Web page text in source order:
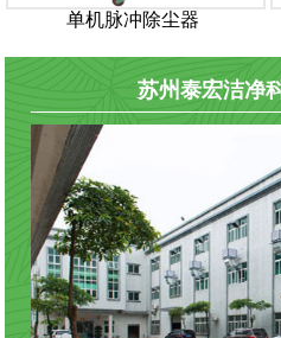
单机脉冲除尘器
苏州泰宏洁净